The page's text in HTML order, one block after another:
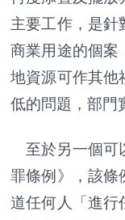
主要工作，是針
商業用途的個案
地資源可作其他
低的問題，部門
至於另一個可
罪條例》，該條
道任何人「進行